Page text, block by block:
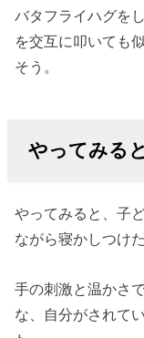
バタフライハグを
を交互に叩いても
そう。
やってみると
やってみると、子
ながら寝かしつけ
手の刺激と温かさ
な、自分がされて